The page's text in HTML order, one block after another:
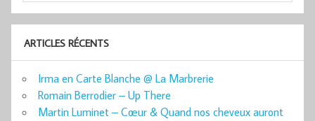
ARTICLES RÉCENTS
Irma en Carte Blanche @ La Marbrerie
Romain Berrodier – Up There
Martin Luminet – Cœur & Quand nos cheveux auront